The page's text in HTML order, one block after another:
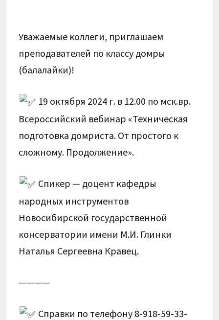
Уважаемые коллеги, приглашаем
преподавателей по классу домры
(балалайки)!
19 октября 2024 г. в 12.00 по мск.вр.
Всероссийский вебинар «Техническая
подготовка домриста. От простого к
сложному. Продолжение».
Спикер — доцент кафедры
народных инструментов
Новосибирской государственной
консерватории имени М.И. Глинки
Наталья Сергеевна Кравец.
————
Справки по телефону 8-918-59-33-